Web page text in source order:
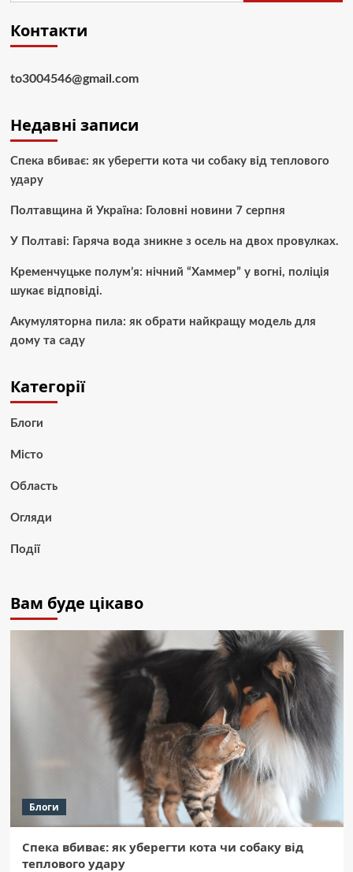
Контакти
to3004546@gmail.com
Недавні записи
Спека вбиває: як уберегти кота чи собаку від теплового
удару
Полтавщина й Україна: Головні новини 7 серпня
У Полтаві: Гаряча вода зникне з осель на двох провулках.
Кременчуцьке полум’я: нічний “Хаммер” у вогні, поліція
шукає відповіді.
Акумуляторна пила: як обрати найкращу модель для
дому та саду
Категорії
Блоги
Місто
Область
Огляди
Події
Вам буде цікаво
Блоги
Спека вбиває: як уберегти кота чи собаку від
теплового удару